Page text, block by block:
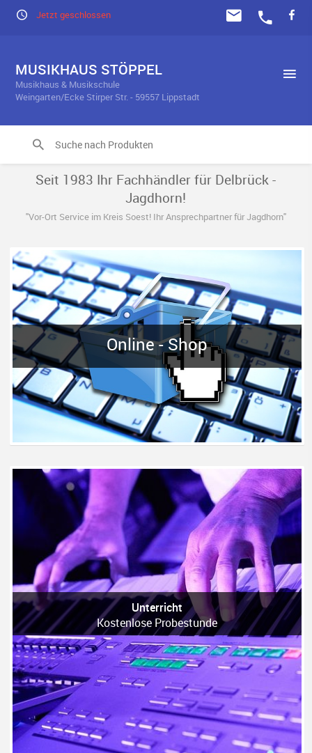
Jetzt geschlossen
MUSIKHAUS STÖPPEL
Musikhaus & Musikschule
Weingarten/Ecke Stirper Str. - 59557 Lippstadt
Seit 1983 Ihr Fachhändler für Delbrück -
Jagdhorn!
"Vor-Ort Service im Kreis Soest! Ihr Ansprechpartner für Jagdhorn"
Online - Shop
Unterricht
Kostenlose Probestunde